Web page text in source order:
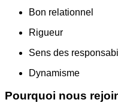
Bon relationnel
Rigueur
Sens des
Dynamisme
Pourquoi nous